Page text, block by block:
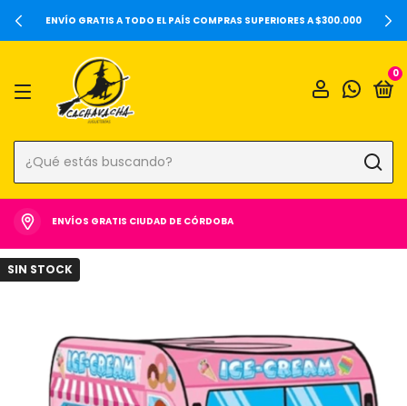
A $300.000 20%OFF SOBRE PRECIOS DE LOCALES Y 6
0
ENVÍOS GRATIS CIUDAD DE CÓRDOBA
SIN STOCK